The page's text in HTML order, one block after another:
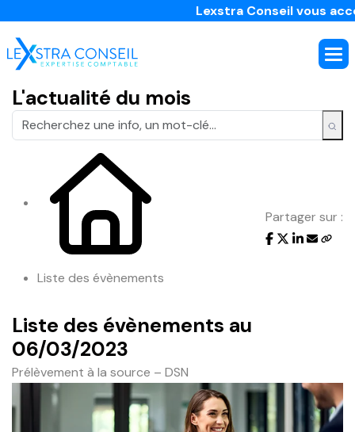
Lexstra Conseil vous
L'actualité du mois
Liste des évènements
Partager sur :
Liste des évènements au
06/03/2023
Prélèvement à la source – DSN